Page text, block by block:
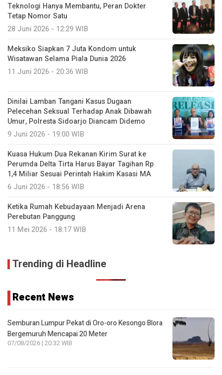
Teknologi Hanya Membantu, Peran Dokter
Tetap Nomor Satu
28 Juni 2026 - 12:29 WIB
Meksiko Siapkan 7 Juta Kondom untuk
Wisatawan Selama Piala Dunia 2026
11 Juni 2026 - 20:36 WIB
Dinilai Lamban Tangani Kasus Dugaan
Pelecehan Seksual Terhadap Anak Dibawah
Umur, Polresta Sidoarjo Diancam Didemo
9 Juni 2026 - 19:00 WIB
Kuasa Hukum Dua Rekanan Kirim Surat ke
Perumda Delta Tirta Harus Bayar Tagihan Rp
1,4 Miliar Sesuai Perintah Hakim Kasasi MA
6 Juni 2026 - 18:56 WIB
Ketika Rumah Kebudayaan Menjadi Arena
Perebutan Panggung
11 Mei 2026 - 18:17 WIB
Trending di Headline
Recent News
Semburan Lumpur Pekat di Oro-oro Kesongo Blora
Bergemuruh Mencapai 20 Meter
07/08/2026 | 20:32 WIB